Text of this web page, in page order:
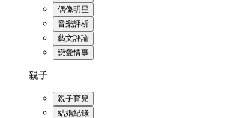
偶像明星
音樂評析
藝文評論
戀愛情事
親子
親子育兒
結婚紀錄